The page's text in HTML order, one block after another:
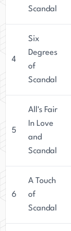
Scandal
4
Six
Degrees
of
Scandal
5
All's Fair
In Love
and
Scandal
6
A Touch
of
Scandal